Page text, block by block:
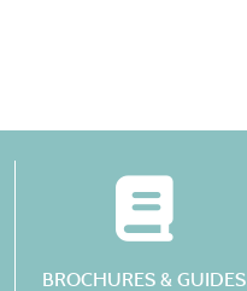
BROCHURES & GUIDES